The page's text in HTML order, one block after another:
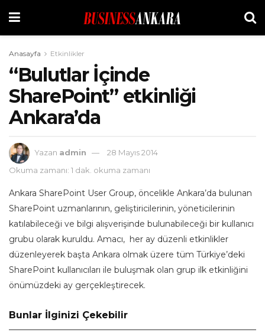
Anasayfa Etkinlikler
“Bulutlar İçinde
SharePoint” etkinliği
Ankara’da
Yazan admin
28 Mayıs 2014
Okuma zamanı: 1 dak. okuma zamanı
Ankara SharePoint User Group, öncelikle Ankara’da bulunan
SharePoint uzmanlarının, geliştiricilerinin, yöneticilerinin
katılabileceği ve bilgi alışverişinde bulunabileceği bir kullanıcı
grubu olarak kuruldu. Amacı, her ay düzenli etkinlikler
düzenleyerek başta Ankara olmak üzere tüm Türkiye’deki
SharePoint kullanıcıları ile buluşmak olan grup ilk etkinliğini
önümüzdeki ay gerçekleştirecek.
Bunlar İlginizi Çekebilir